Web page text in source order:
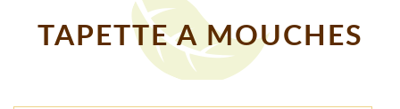
TAPETTE A MOUCHES